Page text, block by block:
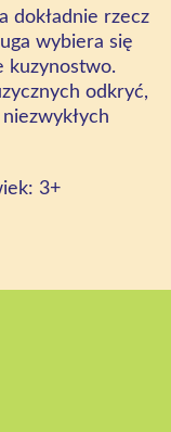
dokładnie rzecz
wybiera się
kuzynostwo.
odkryć,
3+